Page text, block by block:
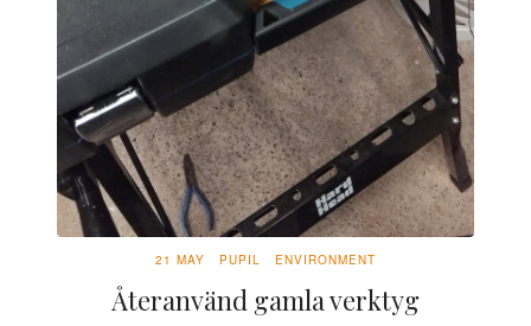
21 MAY PUPIL ENVIRONMENT
Återanvänd gamla verktyg